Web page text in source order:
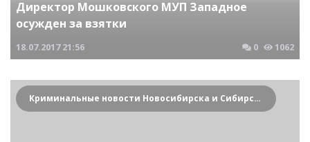
Директор Мошковского МУП Западное
осужден за взятки
18.07.2017 21:56 0 1062
Криминальные новости Новосибирска и Сибирского региона